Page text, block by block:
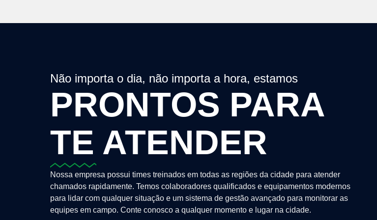
Não importa o dia, não importa a hora, estamos
PRONTOS PARA
TE ATENDER
Nossa empresa possui times treinados em todas as regiões da cidade para atender
chamados rapidamente. Temos colaboradores qualificados e equipamentos modernos
para lidar com qualquer situação e um sistema de gestão avançado para monitorar as
equipes em campo. Conte conosco a qualquer momento e lugar na cidade.